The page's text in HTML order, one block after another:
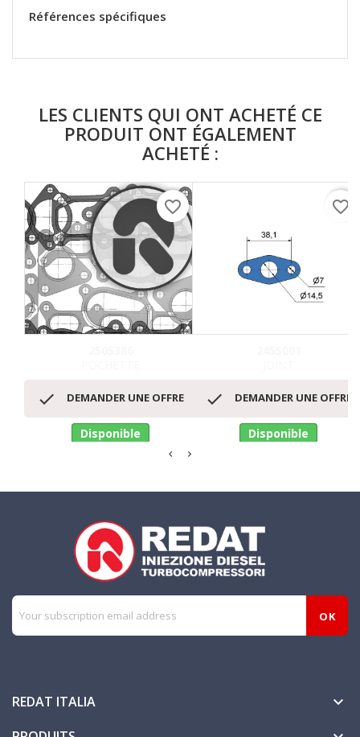
Références spécifiques
LES CLIENTS QUI ONT ACHETÉ CE
PRODUIT ONT ÉGALEMENT
ACHETÉ :
 DEMANDER UNE OFFRE
Disponible
favorite_border
 DEMANDER UNE OFFRE
Disponible
favorite_border
REDAT ITALIA 